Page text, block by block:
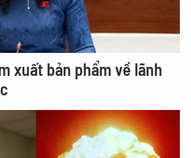
xuất bản phẩm về lãnh